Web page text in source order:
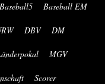
Baseball5 Baseball EM
DBV DM
MGV
Scorer